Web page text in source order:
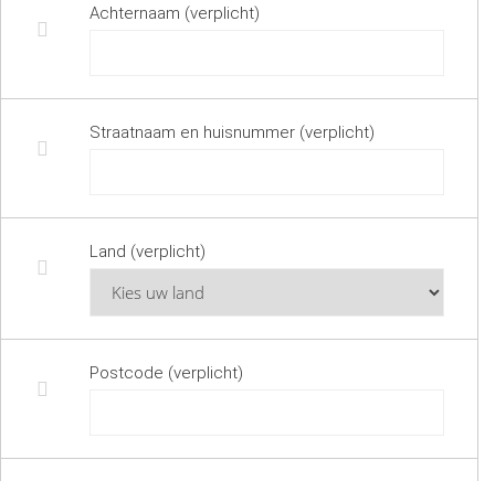
Achternaam (verplicht)
Straatnaam en huisnummer (verplicht)
Land (verplicht)
Postcode (verplicht)